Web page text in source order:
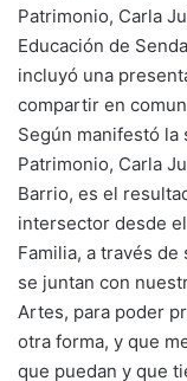
Patrimonio, Carla
Educación de
incluyó una
compartir en
Según manifestó la
Patrimonio, Carla
Barrio, es el
intersector desde
Familia, a través
se juntan con
Artes, para poder
otra forma, y que
que puedan y que